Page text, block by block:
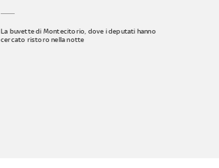
La buvette di Montecitorio, dove i deputati hanno
cercato ristoro nella notte